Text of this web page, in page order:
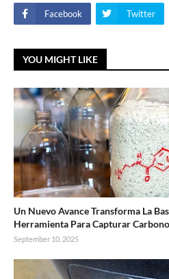
Facebook Twitter
YOU MIGHT LIKE
Un Nuevo Avance Transforma La
Herramienta Para Capturar Carbono
September 10, 2025